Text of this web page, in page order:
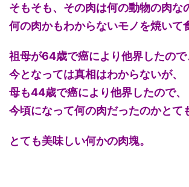
そもそも、その肉は何の動物の肉な
何の肉かもわからないモノを焼いて
祖母が64歳で癌により他界したので
今となっては真相はわからないが、
母も44歳で癌により他界したので、
今頃になって何の肉だったのかとて
とても美味しい何かの肉塊。